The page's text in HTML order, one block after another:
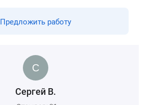
Предложить работу
Сергей В.